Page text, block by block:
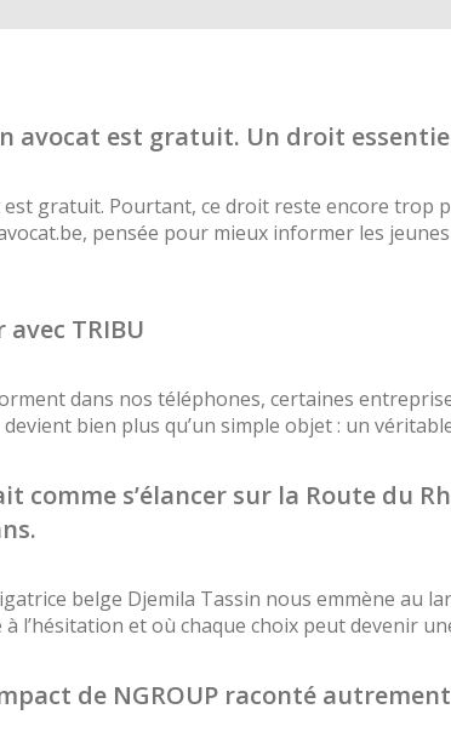
avocat est gratuit. Un droit
est gratuit. Pourtant, ce droit reste encore trop
pensée pour mieux informer les
TRIBU
dans nos téléphones, certaines
bien plus qu’un simple objet : un
comme s’élancer sur la Route du
belge Djemila Tassin nous emmène au
à l’hésitation et où chaque choix peut devenir
de NGROUP raconté